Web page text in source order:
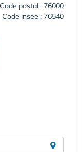
Code postal : 76000
Code insee : 76540